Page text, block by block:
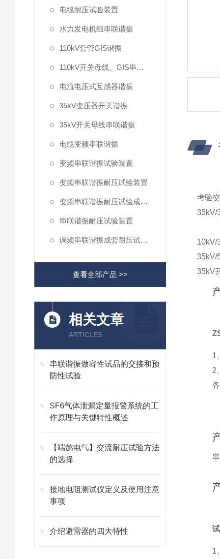
电缆耐压试验装置
水力发电机组串联谐振
110kV套管GIS谐振
110kV开关母线、GIS串联谐振
电流电压式互感器谐振
35kV变压器开关谐振
35kV开关母线串联谐振
电缆变频串联谐振
变频串联谐振试验装置
变频串联谐振耐压试验装置
变频串联谐振耐压试验成套装置
串联谐振耐压试验装置
调频串联谐振成套耐压试验装置
查看全部产品 >>
相关文章
ARTICLES
串联谐振做容性试品的交接和预
防性试验
SF6气体泄漏定量报警系统的工
作原理与关键特性概述
【端懿电气】交流耐压试验方法
的选择
接地电阻测试仪定义及使用注意
事项
介绍避雷器的四大特性
考验
35kV/
10kV/
35kV/
35kV
1
2
1